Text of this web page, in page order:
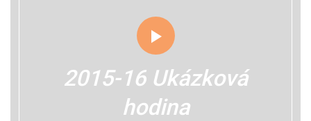
2015-16 Ukázková
hodina